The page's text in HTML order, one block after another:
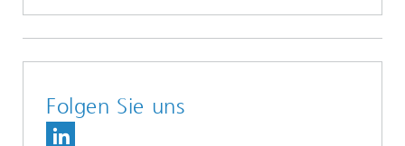
Folgen Sie uns